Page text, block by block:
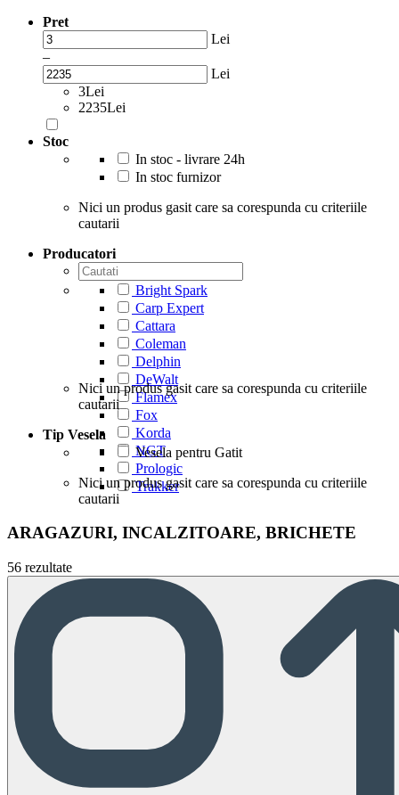
Pret
Lei
–
Lei
3Lei
2235Lei
Stoc
In stoc - livrare 24h
In stoc furnizor
Nici un produs gasit care sa corespunda cu criteriile
cautarii
Producatori
Bright Spark
Carp Expert
Cattara
Coleman
Delphin
DeWalt
Flamex
Fox
Korda
NGT
Prologic
Trakker
Nici un produs gasit care sa corespunda cu criteriile
cautarii
Tip Vesela
Vesela pentru Gatit
Nici un produs gasit care sa corespunda cu criteriile
cautarii
ARAGAZURI, INCALZITOARE, BRICHETE
56 rezultate